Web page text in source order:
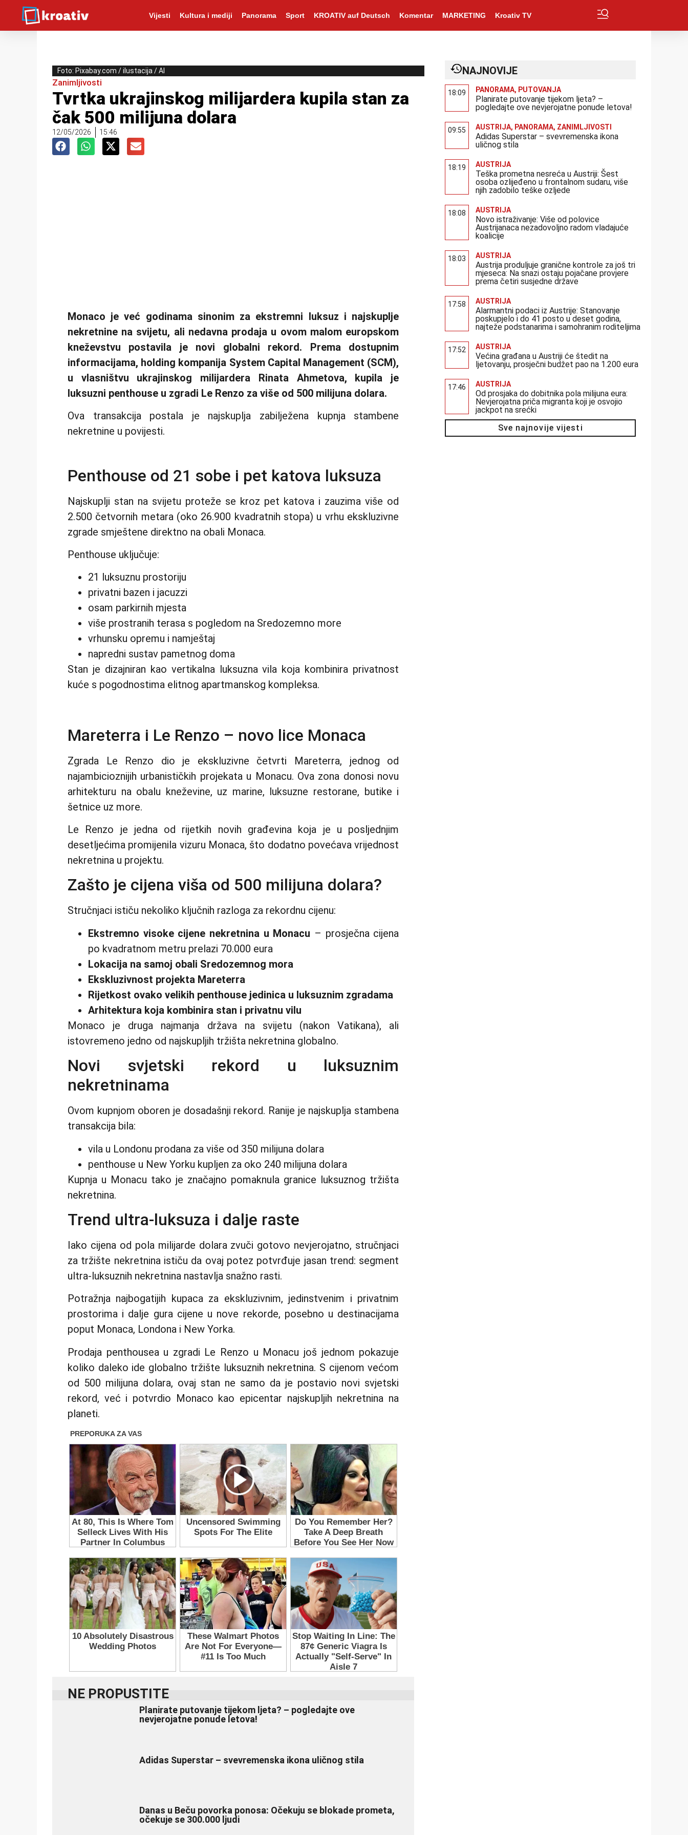
Vijesti Kultura i mediji Panorama Sport KROATIV auf Deutsch Komentar MARKETING Kroativ TV
Foto: Pixabay.com / ilustacija / AI
Zanimljivosti
Tvrtka ukrajinskog milijardera kupila stan za
čak 500 milijuna dolara
12/05/2026 15:46
Monaco je već godinama sinonim za ekstremni luksuz i najskuplje
nekretnine na svijetu, ali nedavna prodaja u ovom malom europskom
kneževstvu postavila je novi globalni rekord. Prema dostupnim
informacijama, holding kompanija System Capital Management (SCM),
u vlasništvu ukrajinskog milijardera Rinata Ahmetova, kupila je
luksuzni penthouse u zgradi Le Renzo za više od 500 milijuna dolara.
Ova transakcija postala je najskuplja zabilježena kupnja stambene
nekretnine u povijesti.
Penthouse od 21 sobe i pet katova luksuza
Najskuplji stan na svijetu proteže se kroz pet katova i zauzima više od
2.500 četvornih metara (oko 26.900 kvadratnih stopa) u vrhu ekskluzivne
zgrade smještene direktno na obali Monaca.
Penthouse uključuje:
21 luksuznu prostoriju
privatni bazen i jacuzzi
osam parkirnih mjesta
više prostranih terasa s pogledom na Sredozemno more
vrhunsku opremu i namještaj
napredni sustav pametnog doma
Stan je dizajniran kao vertikalna luksuzna vila koja kombinira privatnost
kuće s pogodnostima elitnog apartmanskog kompleksa.
Mareterra i Le Renzo – novo lice Monaca
Zgrada Le Renzo dio je ekskluzivne četvrti Mareterra, jednog od
najambicioznijih urbanističkih projekata u Monacu. Ova zona donosi novu
arhitekturu na obalu kneževine, uz marine, luksuzne restorane, butike i
šetnice uz more.
Le Renzo je jedna od rijetkih novih građevina koja je u posljednjim
desetljećima promijenila vizuru Monaca, što dodatno povećava vrijednost
nekretnina u projektu.
Zašto je cijena viša od 500 milijuna dolara?
Stručnjaci ističu nekoliko ključnih razloga za rekordnu cijenu:
Ekstremno visoke cijene nekretnina u Monacu – prosječna cijena
po kvadratnom metru prelazi 70.000 eura
Lokacija na samoj obali Sredozemnog mora
Ekskluzivnost projekta Mareterra
Rijetkost ovako velikih penthouse jedinica u luksuznim zgradama
Arhitektura koja kombinira stan i privatnu vilu
Monaco je druga najmanja država na svijetu (nakon Vatikana), ali
istovremeno jedno od najskupljih tržišta nekretnina globalno.
Novi svjetski rekord u luksuznim
nekretninama
Ovom kupnjom oboren je dosadašnji rekord. Ranije je najskuplja stambena
transakcija bila:
vila u Londonu prodana za više od 350 milijuna dolara
penthouse u New Yorku kupljen za oko 240 milijuna dolara
Kupnja u Monacu tako je značajno pomaknula granice luksuznog tržišta
nekretnina.
Trend ultra-luksuza i dalje raste
Iako cijena od pola milijarde dolara zvuči gotovo nevjerojatno, stručnjaci
za tržište nekretnina ističu da ovaj potez potvrđuje jasan trend: segment
ultra-luksuznih nekretnina nastavlja snažno rasti.
Potražnja najbogatijih kupaca za ekskluzivnim, jedinstvenim i privatnim
prostorima i dalje gura cijene u nove rekorde, posebno u destinacijama
poput Monaca, Londona i New Yorka.
Prodaja penthousea u zgradi Le Renzo u Monacu još jednom pokazuje
koliko daleko ide globalno tržište luksuznih nekretnina. S cijenom većom
od 500 milijuna dolara, ovaj stan ne samo da je postavio novi svjetski
rekord, već i potvrdio Monaco kao epicentar najskupljih nekretnina na
planeti.
NE PROPUSTITE
Planirate putovanje tijekom ljeta? – pogledajte ove
nevjerojatne ponude letova!
Adidas Superstar – svevremenska ikona uličnog stila
Danas u Beču povorka ponosa: Očekuju se blokade prometa,
očekuje se 300.000 ljudi
NAJNOVIJE
18:09 PANORAMA, PUTOVANJA
Planirate putovanje tijekom ljeta? –
pogledajte ove nevjerojatne ponude letova!
09:55 AUSTRIJA, PANORAMA, ZANIMLJIVOSTI
Adidas Superstar – svevremenska ikona
uličnog stila
18:19 AUSTRIJA
Teška prometna nesreća u Austriji: Šest
osoba ozlijeđeno u frontalnom sudaru, više
njih zadobilo teške ozljede
18:08 AUSTRIJA
Novo istraživanje: Više od polovice
Austrijanaca nezadovoljno radom vladajuće
koalicije
18:03 AUSTRIJA
Austrija produljuje granične kontrole za još tri
mjeseca: Na snazi ostaju pojačane provjere
prema četiri susjedne države
17:58 AUSTRIJA
Alarmantni podaci iz Austrije: Stanovanje
poskupjelo i do 41 posto u deset godina,
najteže podstanarima i samohranim roditeljima
17:52 AUSTRIJA
Većina građana u Austriji će štedit na
ljetovanju, prosječni budžet pao na 1.200 eura
17:46 AUSTRIJA
Od prosjaka do dobitnika pola milijuna eura:
Nevjerojatna priča migranta koji je osvojio
jackpot na srećki
Sve najnovije vijesti